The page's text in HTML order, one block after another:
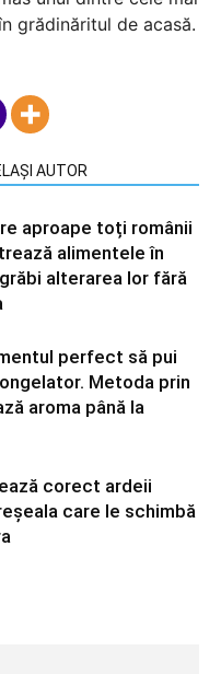
grădinăritul de acasă.
AUTOR
aproape toți românii
alimentele în
alterarea lor fără
perfect să pui
Metoda prin
aroma până la
corect ardeii
care le schimbă